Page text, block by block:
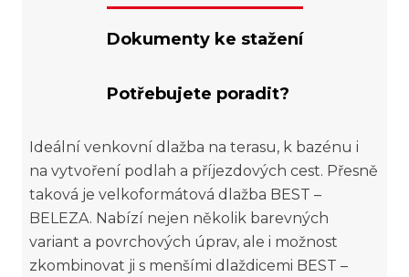
Dokumenty ke stažení
Potřebujete poradit?
Ideální venkovní dlažba na terasu, k bazénu i
na vytvoření podlah a příjezdových cest. Přesně
taková je velkoformátová dlažba BEST –
BELEZA. Nabízí nejen několik barevných
variant a povrchových úprav, ale i možnost
zkombinovat ji s menšími dlaždicemi BEST –